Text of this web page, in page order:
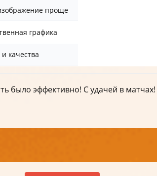
проще
графика
качества
было эффективно! С удачей в матчах!